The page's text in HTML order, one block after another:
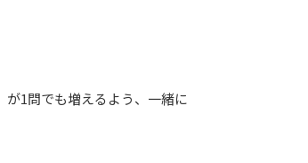
が1問でも増えるよう、一緒に